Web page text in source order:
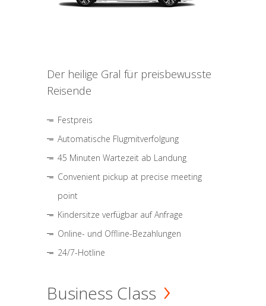
Der heilige Gral für preisbewusste
Reisende
Festpreis
Automatische Flugmitverfolgung
45 Minuten Wartezeit ab Landung
Convenient pickup at precise meeting
point
Kindersitze verfügbar auf Anfrage
Online- und Offline-Bezahlungen
24/7-Hotline
Business Class